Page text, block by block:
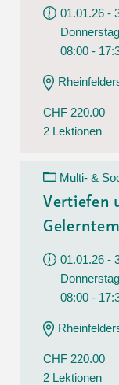
01.01.26 -
Donnerstag
08:00 -
CHF 220.00
2 Lektionen
Multi- &
Vertiefen
01.01.26 -
Donnerstag
08:00 -
CHF 220.00
2 Lektionen